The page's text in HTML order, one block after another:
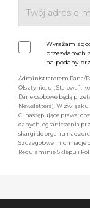
Wyrażam
na podany
Administratorem Pana/
Olsztynie, ul. Stalowa 1,
Dane osobowe będą
Newslettera). W
Ci następujące prawa:
danych, ograniczenia
skargi do organu
Szczegółowe
Regulaminie Sklepu i